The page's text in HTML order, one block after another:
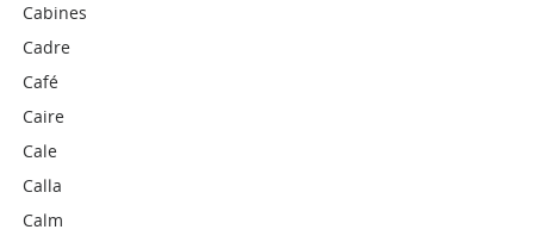
Cabines
Cadre
Café
Caire
Cale
Calla
Calm